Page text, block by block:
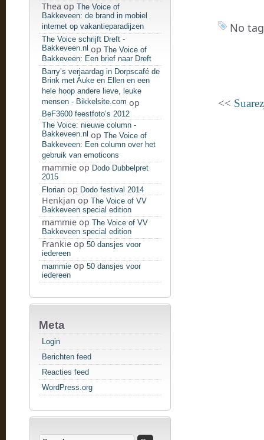
Thea op The Voice of
Bakkeveen: de brand in mobiel
internet op vakantieparadijzen
The Voice schrijft Dreft -
Bakkeveen.nl op The Voice of
Bakkeveen: Een brief naar Dreft
Barry’s verjaardag in Dorpscafé de
Brink met Auke en Ellen en een
hele hoop andere lieve, leuke
mensen - Bikkelsite.com op
BeF3600 feestfoto’s 2012
The Voice: nieuwe column -
Bakkeveen.nl op The Voice of
Bakkeveen: Een column over het
gebruik van emoticons
mammie op Dodo Dubbelpret
2015
Florian op Dodo festival 2014
Henkjan op The Voice of VV
Bakkeveen special edition
mammie op The Voice of VV
Bakkeveen special edition
Frankie op 50 dansjes voor
iedereen
mammie op 50 dansjes voor
iedereen
Meta
Login
Berichten feed
Reacties feed
WordPress.org
No
<<